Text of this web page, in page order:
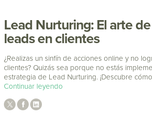
Lead Nurturing: El arte
leads en clientes
¿Realizas un sinfín de acciones online y no
clientes? Quizás sea porque no estás
estrategia de Lead Nurturing. ¡Descubre
Continuar leyendo